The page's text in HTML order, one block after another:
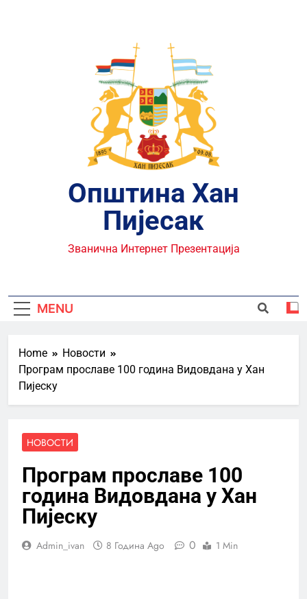
Општина Хан
Пијесак
Званична Интернет Презентација
MENU
Home
Новости
Програм прославе 100 година Видовдана у Хан
Пијеску
НОВОСТИ
Програм прославе 100
година Видовдана у Хан
Пијеску
Admin_ivan 8 Година Ago 0 1 Min